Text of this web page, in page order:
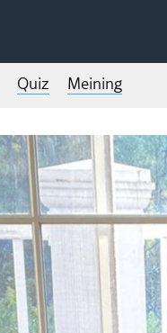
Quiz Meining